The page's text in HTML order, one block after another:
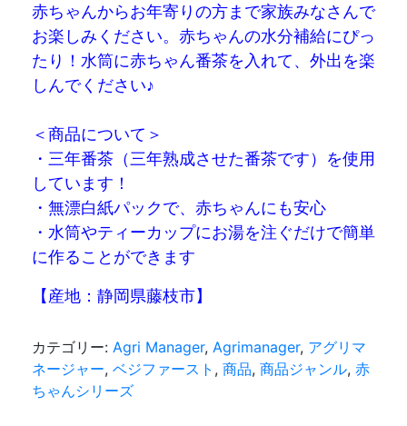
赤ちゃんからお年寄りの方まで家族みなさんで
お楽しみください。赤ちゃんの水分補給にぴっ
たり！水筒に赤ちゃん番茶を入れて、外出を楽
しんでください♪
＜商品について＞
・三年番茶（三年熟成させた番茶です）を使用
しています！
・無漂白紙パックで、赤ちゃんにも安心
・水筒やティーカップにお湯を注ぐだけで簡単
に作ることができます
【産地：静岡県藤枝市】
カテゴリー: Agri Manager, Agrimanager, アグリマ
ネージャー, ベジファースト , 商品, 商品ジャンル, 赤
ちゃんシリーズ